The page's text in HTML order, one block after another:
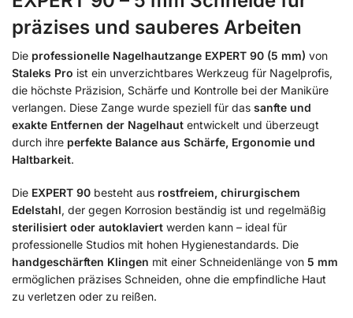
präzises und sauberes Arbeiten
Die professionelle Nagelhautzange EXPERT 90 (5 mm) von
Staleks Pro ist ein unverzichtbares Werkzeug für Nagelprofis,
die höchste Präzision, Schärfe und Kontrolle bei der Maniküre
verlangen. Diese Zange wurde speziell für das sanfte und
exakte Entfernen der Nagelhaut entwickelt und überzeugt
durch ihre perfekte Balance aus Schärfe, Ergonomie und
Haltbarkeit.
Die EXPERT 90 besteht aus rostfreiem, chirurgischem
Edelstahl, der gegen Korrosion beständig ist und regelmäßig
sterilisiert oder autoklaviert werden kann – ideal für
professionelle Studios mit hohen Hygienestandards. Die
handgeschärften Klingen mit einer Schneidenlänge von 5 mm
ermöglichen präzises Schneiden, ohne die empfindliche Haut
zu verletzen oder zu reißen.